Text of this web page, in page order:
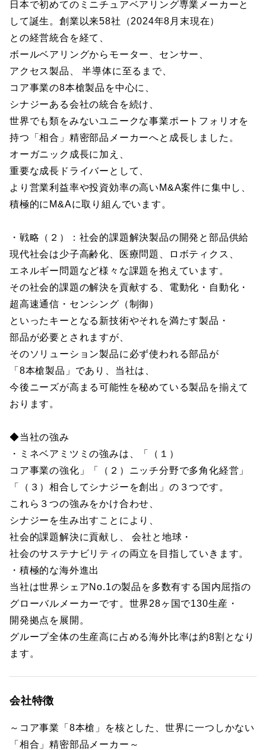
日本で初めてのミニチュアベアリング専業メーカーと
して誕生。創業以来58社（2024年8月末現在）
との経営統合を経て、
ボールベアリングからモーター、センサー、
アクセス製品、 半導体に至るまで、
コア事業の8本槍製品を中心に、
シナジーある会社の統合を続け、
世界でも類をみないユニークな事業ポートフォリオを
持つ「相合」精密部品メーカーへと成長しました。
オーガニック成長に加え、
重要な成長ドライバーとして、
より営業利益率や投資効率の高いM&A案件に集中し、
積極的にM&Aに取り組んでいます。
・戦略（２）：社会的課題解決製品の開発と部品供給
現代社会は少子高齢化、医療問題、ロボティクス、
エネルギー問題など様々な課題を抱えています。
その社会的課題の解決を貢献する、電動化・自動化・
超高速通信・センシング（制御）
といったキーとなる新技術やそれを満たす製品・
部品が必要とされますが、
そのソリューション製品に必ず使われる部品が
「8本槍製品」であり、当社は、
今後ニーズが高まる可能性を秘めている製品を揃えて
おります。
◆当社の強み
・ミネベアミツミの強みは、「（１）
コア事業の強化」「（２）ニッチ分野で多角化経営」
「（３）相合してシナジーを創出」の３つです。
これら３つの強みをかけ合わせ、
シナジーを生み出すことにより、
社会的課題解決に貢献し、 会社と地球・
社会のサステナビリティの両立を目指していきます。
・積極的な海外進出
当社は世界シェアNo.1の製品を多数有する国内屈指の
グローバルメーカーです。世界28ヶ国で130生産・
開発拠点を展開。
グループ全体の生産高に占める海外比率は約8割となり
ます。
会社特徴
～コア事業「8本槍」を核とした、世界に一つしかない
「相合」精密部品メーカー～